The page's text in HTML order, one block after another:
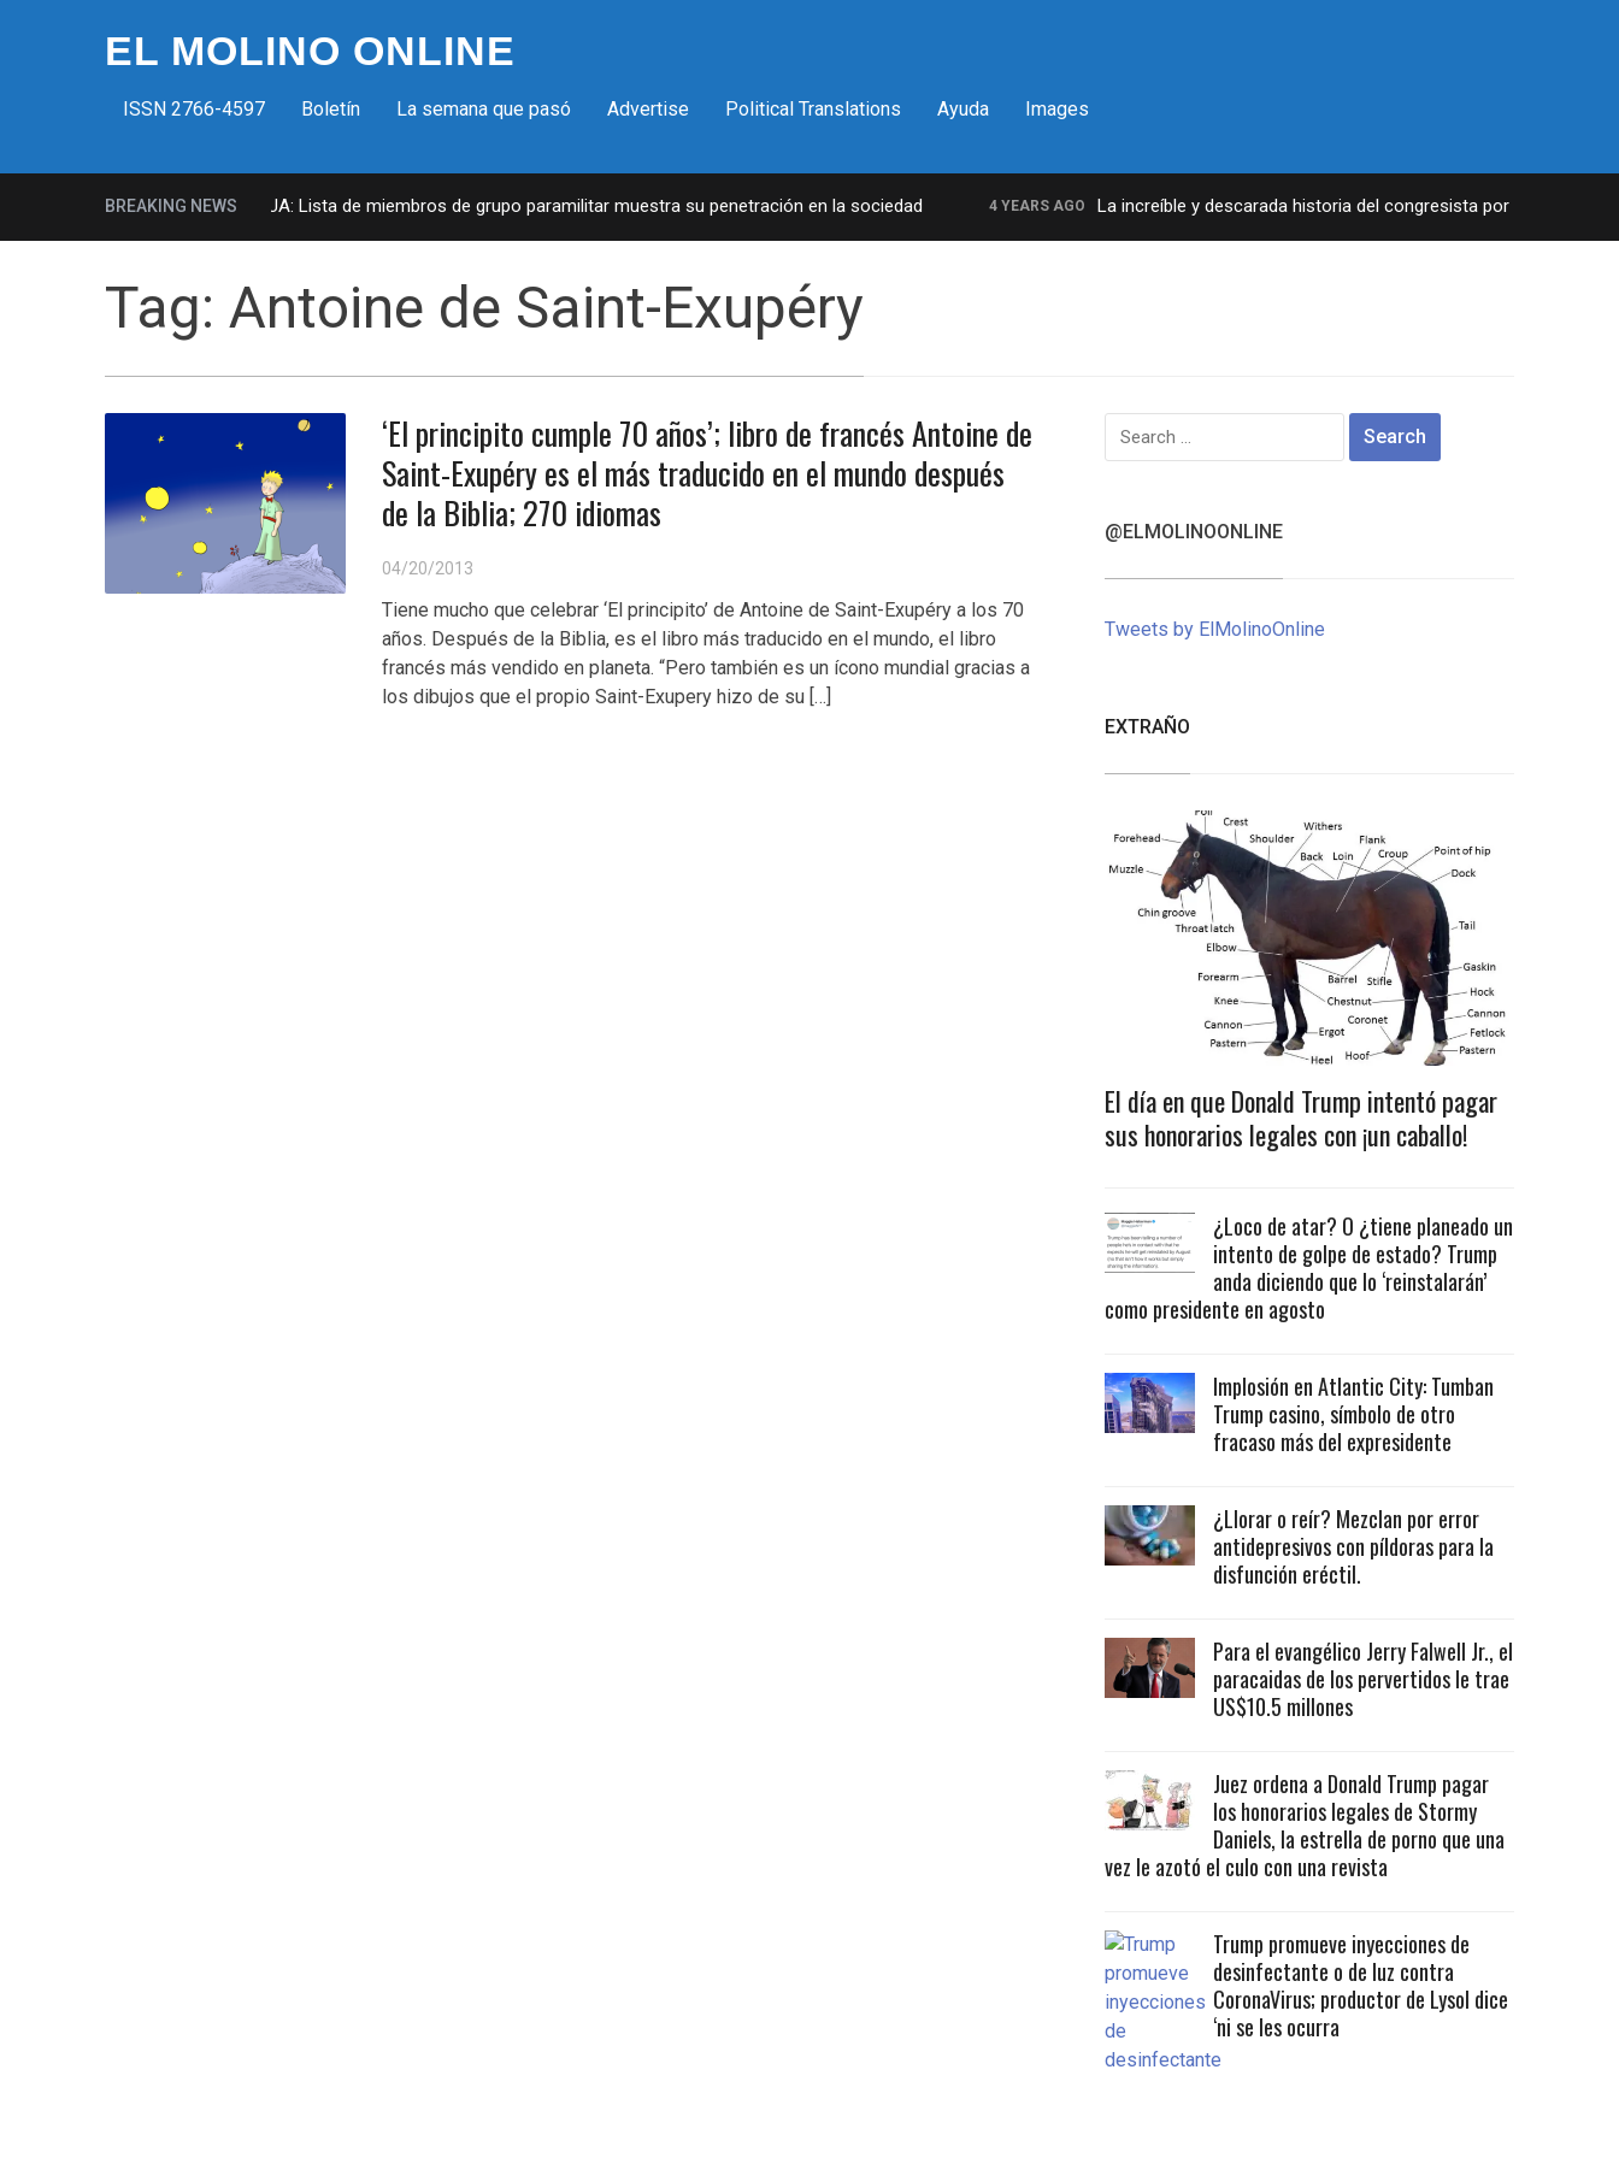
EL MOLINO ONLINE
ISSN 2766-4597 Boletín La semana que pasó Advertise Political Translations Ayuda Images
BREAKING NEWS
Milicias fascistas en EUA: Lista de miembros de grupo paramilitar muestra su penetración en la sociedad 4 YEARS AGO La increíble y descarada historia del congresista por NY George
Tag: Antoine de Saint-Exupéry
‘El principito cumple 70 años’; libro de francés Antoine de
Saint-Exupéry es el más traducido en el mundo después
de la Biblia; 270 idiomas
04/20/2013
Tiene mucho que celebrar ‘El principito’ de Antoine de Saint-Exupéry a los 70
años. Después de la Biblia, es el libro más traducido en el mundo, el libro
francés más vendido en planeta. “Pero también es un ícono mundial gracias a
los dibujos que el propio Saint-Exupery hizo de su […]
Search
for:
@ELMOLINOONLINE
Tweets by ElMolinoOnline
EXTRAÑO
El día en que Donald Trump intentó pagar
sus honorarios legales con ¡un caballo!
¿Loco de atar? O ¿tiene planeado un
intento de golpe de estado? Trump
anda diciendo que lo ‘reinstalarán’
como presidente en agosto
Implosión en Atlantic City: Tumban
Trump casino, símbolo de otro
fracaso más del expresidente
¿Llorar o reír? Mezclan por error
antidepresivos con píldoras para la
disfunción eréctil.
Para el evangélico Jerry Falwell Jr., el
paracaidas de los pervertidos le trae
US$10.5 millones
Juez ordena a Donald Trump pagar
los honorarios legales de Stormy
Daniels, la estrella de porno que una
vez le azotó el culo con una revista
Trump promueve inyecciones de
desinfectante o de luz contra
CoronaVirus; productor de Lysol dice
‘ni se les ocurra